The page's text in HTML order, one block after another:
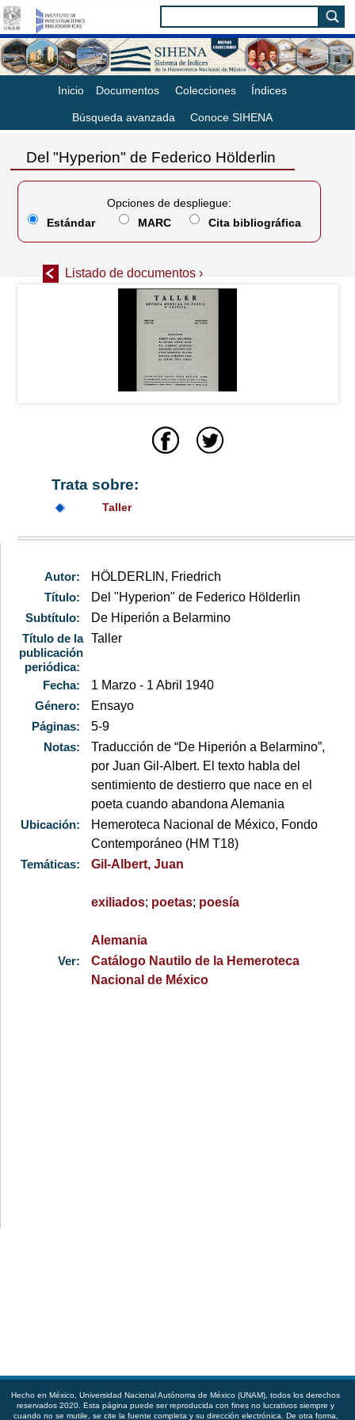
Inicio Documentos Colecciones Índices
Búsqueda avanzada Conoce SIHENA
Del "Hyperion" de Federico Hölderlin
Listado de documentos ›
Opciones de despliegue:
Estándar
MARC Cita bibliográfica
Trata sobre:
Taller
Autor:
HÖLDERLIN, Friedrich
Título:
Del "Hyperion" de Federico Hölderlin
Subtítulo:
De Hiperión a Belarmino
Título de la
publicación
periódica:
Taller
Fecha:
1 Marzo - 1 Abril 1940
Género:
Ensayo
Páginas:
5-9
Notas:
Traducción de “De Hiperión a Belarmino”,
por Juan Gil-Albert. El texto habla del
sentimiento de destierro que nace en el
poeta cuando abandona Alemania
Ubicación:
Hemeroteca Nacional de México, Fondo
Contemporáneo (HM T18)
Temáticas:
Gil-Albert, Juan
exiliados; poetas; poesía
Alemania
Ver:
Catálogo Nautilo de la Hemeroteca
Nacional de México
Hecho en México, Universidad Nacional Autónoma de México (UNAM), todos los derechos
reservados 2020. Esta página puede ser reproducida con fines no lucrativos siempre y
cuando no se mutile, se cite la fuente completa y su dirección electrónica. De otra forma,